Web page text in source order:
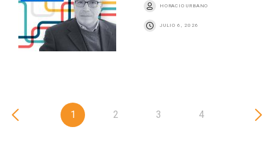
HORACIO URBANO
JULIO 6, 2026
1 2 3 4